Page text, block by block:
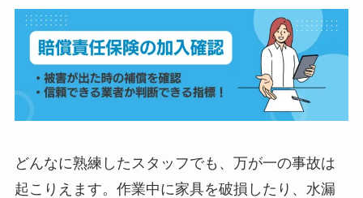
どんなに熟練したスタッフでも、万が一の事故は
起こりえます。作業中に家具を破損したり、水漏